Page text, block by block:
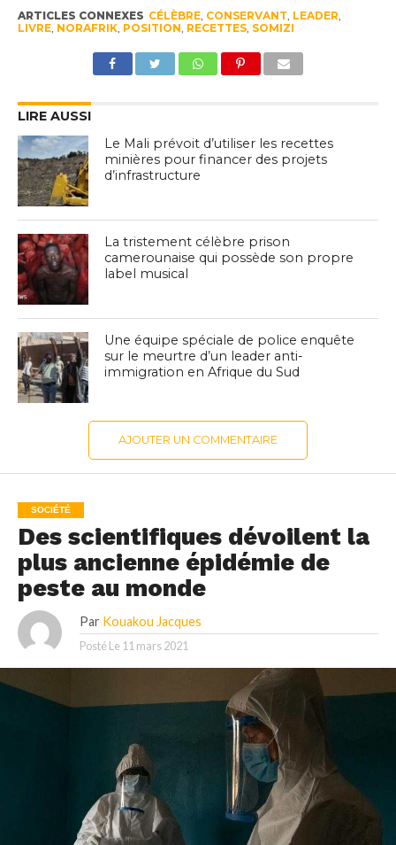
ARTICLES CONNEXES CÉLÈBRE, CONSERVANT LEADER
LIVRE, NORAFRIK, POSITION RECETTES, SOMIZI
LIRE AUSSI
Le Mali prévoit d’utiliser les recettes
minières pour financer des projets
d’infrastructure
La tristement célèbre prison
camerounaise qui possède son propre
label musical
Une équipe spéciale de police enquête
sur le meurtre d’un leader anti-
immigration en Afrique du Sud
AJOUTER UN COMMENTAIRE
SOCIÉTÉ
Des scientifiques dévoilent la
plus ancienne épidémie de
peste au monde
Par Kouakou Jacques
Posté Le 11 mars 2021